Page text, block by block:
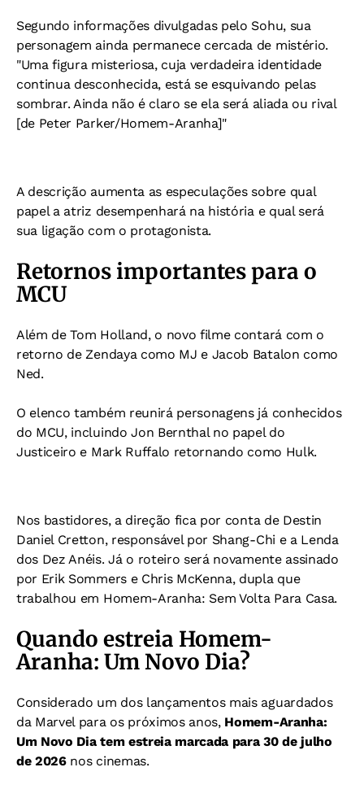
Segundo informações divulgadas pelo Sohu, sua
personagem ainda permanece cercada de mistério.
"Uma figura misteriosa, cuja verdadeira identidade
continua desconhecida, está se esquivando pelas
sombrar. Ainda não é claro se ela será aliada ou rival
[de Peter Parker/Homem-Aranha]"
A descrição aumenta as especulações sobre qual
papel a atriz desempenhará na história e qual será
sua ligação com o protagonista.
Retornos importantes para o
MCU
Além de Tom Holland, o novo filme contará com o
retorno de Zendaya como MJ e Jacob Batalon como
Ned.
O elenco também reunirá personagens já conhecidos
do MCU, incluindo Jon Bernthal no papel do
Justiceiro e Mark Ruffalo retornando como Hulk.
Nos bastidores, a direção fica por conta de Destin
Daniel Cretton, responsável por Shang-Chi e a Lenda
dos Dez Anéis. Já o roteiro será novamente assinado
por Erik Sommers e Chris McKenna, dupla que
trabalhou em Homem-Aranha: Sem Volta Para Casa.
Quando estreia Homem-
Aranha: Um Novo Dia?
Considerado um dos lançamentos mais aguardados
da Marvel para os próximos anos, Homem-Aranha:
Um Novo Dia tem estreia marcada para 30 de julho
de 2026nos cinemas.